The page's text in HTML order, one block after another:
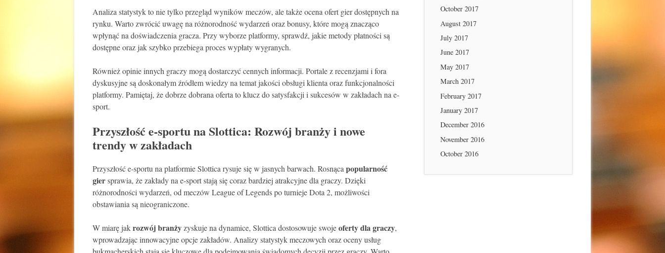
Analiza statystyk to nie tylko przegląd wyników meczów, ale także ocena ofert gier dostępnych na
rynku. Warto zwrócić uwagę na różnorodność wydarzeń oraz bonusy, które mogą znacząco
wpłynąć na doświadczenia gracza. Przy wyborze platformy, sprawdź, jakie metody płatności są
dostępne oraz jak szybko przebiega proces wypłaty wygranych.
Również opinie innych graczy mogą dostarczyć cennych informacji. Portale z recenzjami i fora
dyskusyjne są doskonałym źródłem wiedzy na temat jakości obsługi klienta oraz funkcjonalności
platformy. Pamiętaj, że dobrze dobrana oferta to klucz do satysfakcji i sukcesów w zakładach na e-
sport.
Przyszłość e-sportu na Slottica: Rozwój branży i nowe
trendy w zakładach
Przyszłość e-sportu na platformie Slottica rysuje się w jasnych barwach. Rosnąca popularność
giersprawia, że zakłady na e-sport stają się coraz bardziej atrakcyjne dla graczy. Dzięki
różnorodności wydarzeń, od meczów League of Legends po turnieje Dota 2, możliwości
obstawiania są nieograniczone.
W miarę jakrozwój branżyzyskuje na dynamice, Slottica dostosowuje swojeoferty dla graczy,
wprowadzając innowacyjne opcje zakładów. Analizy statystyk meczowych oraz oceny usług
October 2017
August 2017
July 2017
June 2017
May 2017
March 2017
February 2017
January 2017
December 2016
November 2016
October 2016